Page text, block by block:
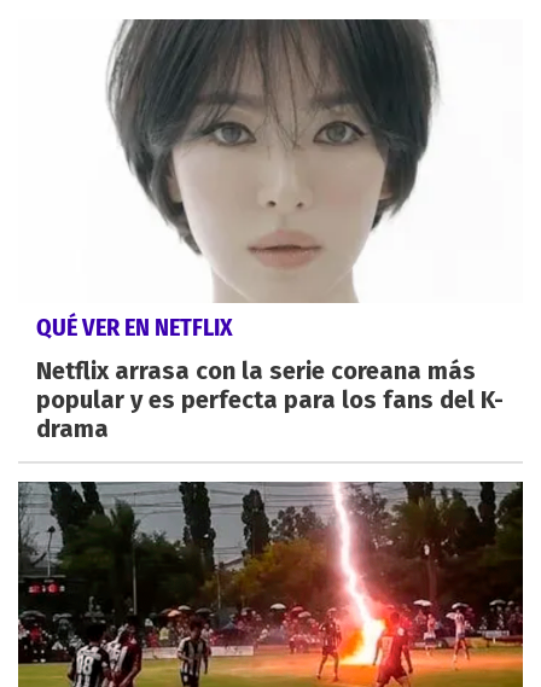
QUÉ VER EN NETFLIX
Netflix arrasa con la serie coreana más
popular y es perfecta para los fans del K-
drama